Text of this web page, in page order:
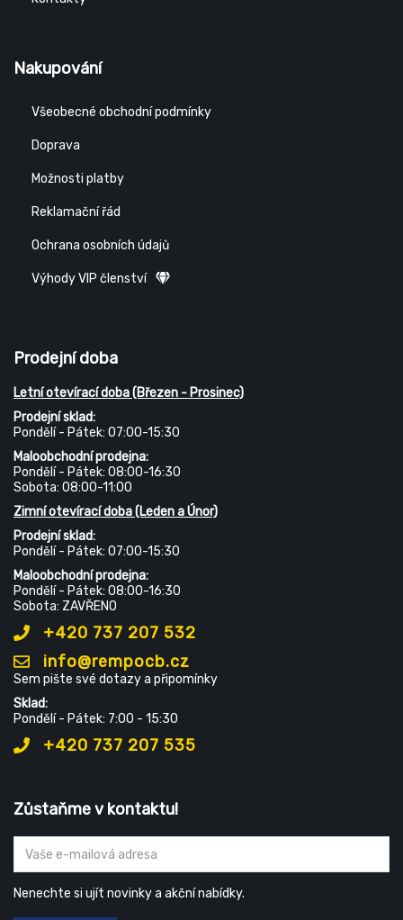
Nakupování
Všeobecné obchodní podmínky
Doprava
Možnosti platby
Reklamační řád
Ochrana osobních údajů
Výhody VIP členství
Prodejní doba
Letní otevírací doba (Březen - Prosinec)
Prodejní sklad:
Pondělí - Pátek: 07:00-15:30
Maloobchodní prodejna:
Pondělí - Pátek: 08:00-16:30
Sobota: 08:00-11:00
Zimní otevírací doba (Leden a Únor)
Prodejní sklad:
Pondělí - Pátek: 07:00-15:30
Maloobchodní prodejna:
Pondělí - Pátek: 08:00-16:30
Sobota: ZAVŘENO
+420 737 207 532
info@rempocb.cz
Sem pište své dotazy a připomínky
Sklad:
Pondělí - Pátek: 7:00 - 15:30
+420 737 207 535
Zůstaňme v kontaktu!
Nenechte si ujít novinky a akční nabídky.